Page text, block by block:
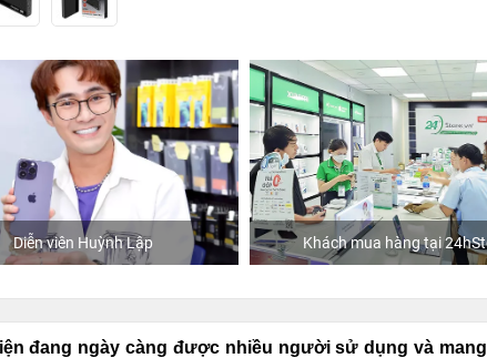
Lập Khách mua hàng tại 24hStore
đang ngày càng được nhiều người sử dụng và mang